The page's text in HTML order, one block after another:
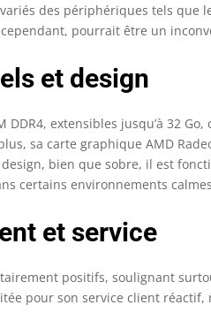
des périphériques tels que
pourrait être un
et design
DDR4, extensibles jusqu’à 32
sa carte graphique AMD
bien que sobre, il est
certains environnements
et service
positifs, soulignant
pour son service client